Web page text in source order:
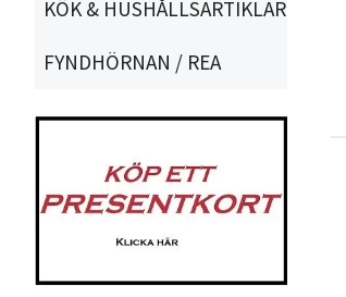
KÖK & HUSHÅLLSARTIKLAR
FYNDHÖRNAN / REA